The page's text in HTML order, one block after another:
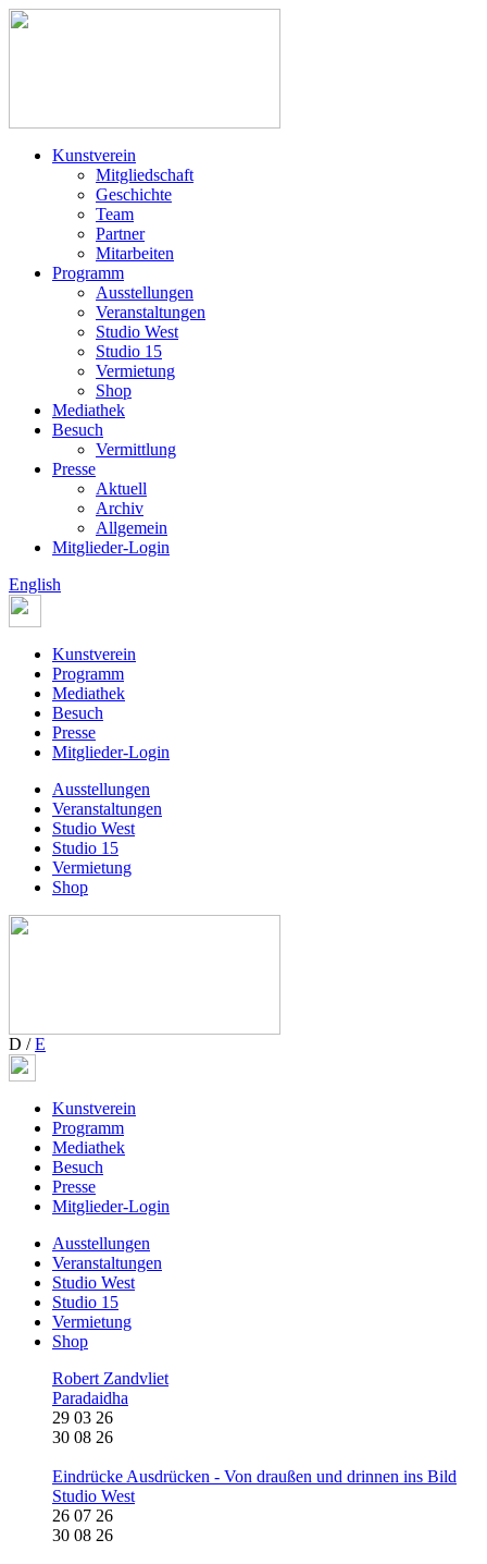
Kunstverein
Mitgliedschaft
Geschichte
Team
Partner
Mitarbeiten
Programm
Ausstellungen
Veranstaltungen
Studio West
Studio 15
Vermietung
Shop
Mediathek
Besuch
Vermittlung
Presse
Aktuell
Archiv
Allgemein
Mitglieder-Login
English
Kunstverein
Programm
Mediathek
Besuch
Presse
Mitglieder-Login
Ausstellungen
Veranstaltungen
Studio West
Studio 15
Vermietung
Shop
D /E
Kunstverein
Programm
Mediathek
Besuch
Presse
Mitglieder-Login
Ausstellungen
Veranstaltungen
Studio West
Studio 15
Vermietung
Shop
Robert Zandvliet
Paradaidha
29 03 26
30 08 26
Eindrücke Ausdrücken - Von draußen und drinnen ins Bild
Studio West
26 07 26
30 08 26